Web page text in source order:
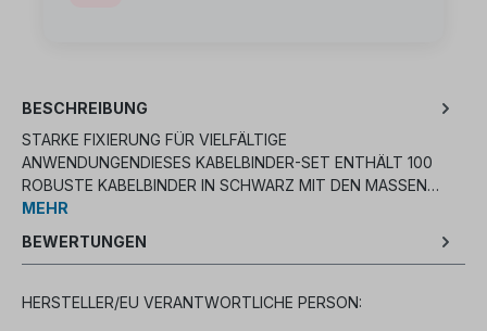
BESCHREIBUNG
STARKE FIXIERUNG FÜR VIELFÄLTIGE
ANWENDUNGENDIESES KABELBINDER-SET ENTHÄLT 100
ROBUSTE KABELBINDER IN SCHWARZ MIT DEN MASSEN…
MEHR
BEWERTUNGEN
HERSTELLER/EU VERANTWORTLICHE PERSON: